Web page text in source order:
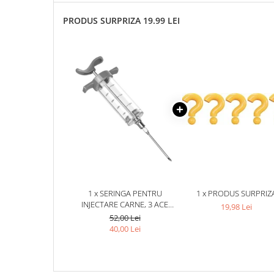
PRODUS SURPRIZA 19.99 LEI
1 x SERINGA PENTRU
INJECTARE CARNE, 3 ACE
DIFERITE, CAPACITATE 50 ML,
REUTILIZABILA, GRADATA,
52,00 Lei
40,00 Lei
1 x PRODUS
19,98 Lei